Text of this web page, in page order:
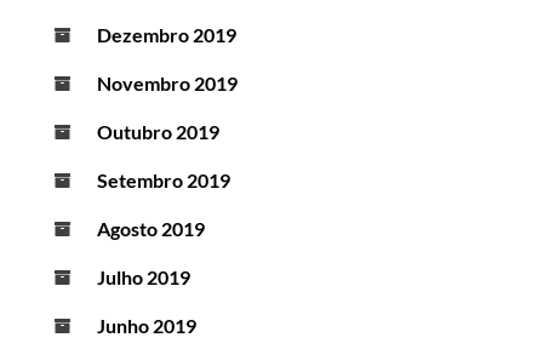
Dezembro 2019
Novembro 2019
Outubro 2019
Setembro 2019
Agosto 2019
Julho 2019
Junho 2019